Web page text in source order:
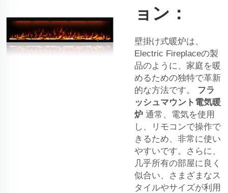
ョン：
壁掛け式暖炉は、
Electric Fireplaceの製
品のように、家庭を暖
めるための独特で革新
的な方法です。 フラ
ッシュマウント電気暖
炉 通常、電気を使用
し、リモコンで操作で
きるため、非常に使い
やすいです。さらに、
几乎所有の部屋に良く
似合い、さまざまなス
タイルやサイズが利用